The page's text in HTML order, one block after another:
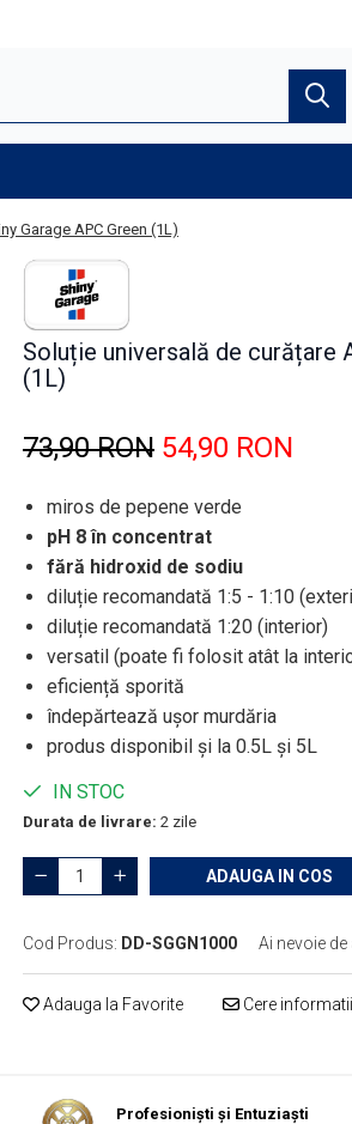
Garage APC Green (1L)
Soluție universală de curățare
(1L)
73,90 RON 54,90 RON
miros de pepene verde
pH 8 în concentrat
fără hidroxid de sodiu
diluție recomandată 1:5 - 1:10
diluție recomandată 1:20 (interior)
versatil (poate fi folosit atât la
eficiență sporită
îndepărtează ușor murdăria
produs disponibil şi la 0.5L şi 5L
IN STOC
Durata de livrare: 2 zile
ADAUGA IN COS
Cod Produs: DD-SGGN1000 Ai nevoie de
Adauga la Favorite Cere informatii
Profesionişti şi Entuziaşti